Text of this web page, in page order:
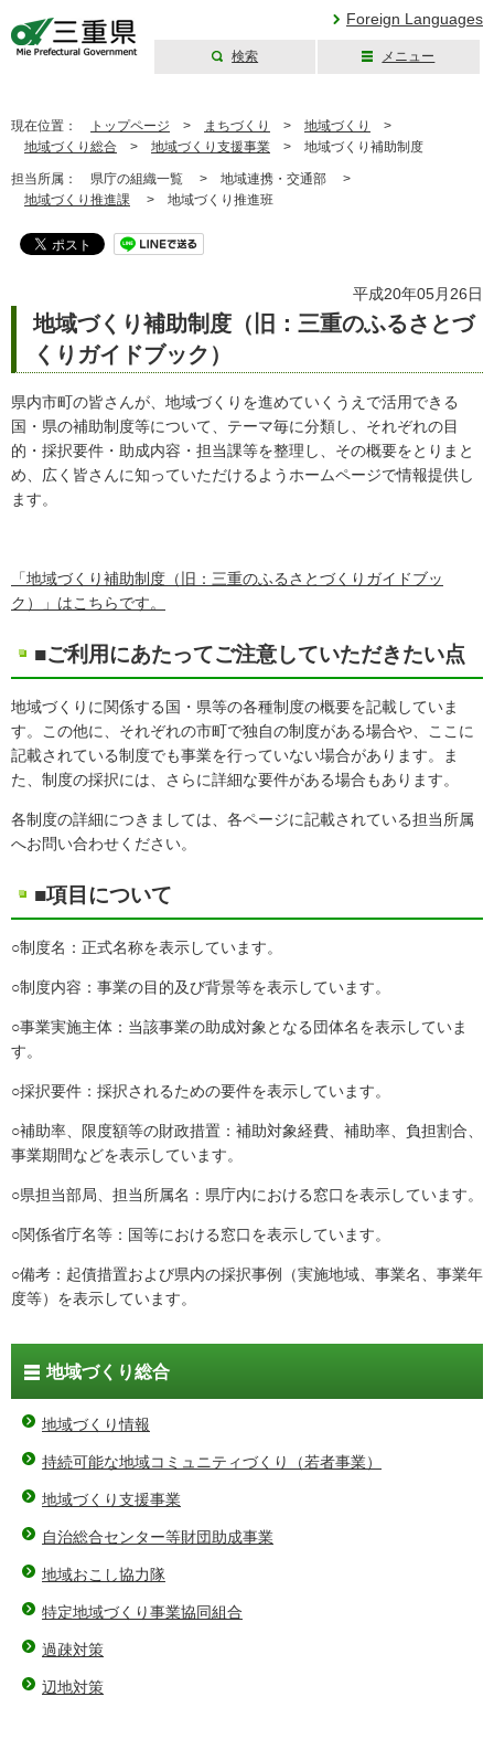
Foreign Languages
検索 メニュー
現在位置： トップページ > まちづくり > 地域づくり
>
地域づくり総合 > 地域づくり支援事業 > 地域づくり補助制度
担当所属： 県庁の組織一覧 > 地域連携・交通部 >
地域づくり推進課 > 地域づくり推進班
平成20年05月26日
地域づくり補助制度（旧：三重のふるさとづ
くりガイドブック）
県内市町の皆さんが、地域づくりを進めていくうえで活用できる
国・県の補助制度等について、テーマ毎に分類し、それぞれの目
的・採択要件・助成内容・担当課等を整理し、その概要をとりまと
め、広く皆さんに知っていただけるようホームページで情報提供し
ます。
「地域づくり補助制度（旧：三重のふるさとづくりガイドブッ
ク）」はこちらです。
■ご利用にあたってご注意していただきたい点
地域づくりに関係する国・県等の各種制度の概要を記載していま
す。この他に、それぞれの市町で独自の制度がある場合や、ここに
記載されている制度でも事業を行っていない場合があります。ま
た、制度の採択には、さらに詳細な要件がある場合もあります。
各制度の詳細につきましては、各ページに記載されている担当所属
へお問い合わせください。
■項目について
○制度名：正式名称を表示しています。
○制度内容：事業の目的及び背景等を表示しています。
○事業実施主体：当該事業の助成対象となる団体名を表示していま
す。
○採択要件：採択されるための要件を表示しています。
○補助率、限度額等の財政措置：補助対象経費、補助率、負担割合、
事業期間などを表示しています。
○県担当部局、担当所属名：県庁内における窓口を表示しています。
○関係省庁名等：国等における窓口を表示しています。
○備考：起債措置および県内の採択事例（実施地域、事業名、事業年
度等）を表示しています。
地域づくり総合
地域づくり情報
持続可能な地域コミュニティづくり（若者事業）
地域づくり支援事業
自治総合センター等財団助成事業
地域おこし協力隊
特定地域づくり事業協同組合
過疎対策
辺地対策